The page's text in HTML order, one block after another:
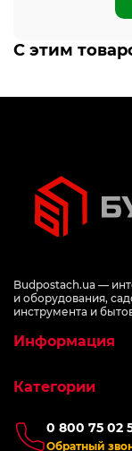
С этим
Budpostach.ua —
и оборудования,
инструмента и
0 800 75 02
Обратный
Информация
Категории